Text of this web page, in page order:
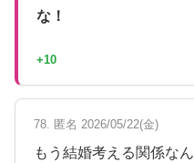
な！
+10
78. 匿名 2026/05/22(金)
もう結婚考える関係な